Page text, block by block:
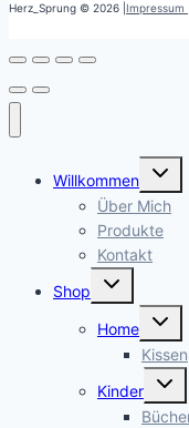
Herz_Sprung © 2026 | Impressum
Willkommen
Über Mich
Produkte
Kontakt
Shop
Untermenü
Home
Kissen
Kinder